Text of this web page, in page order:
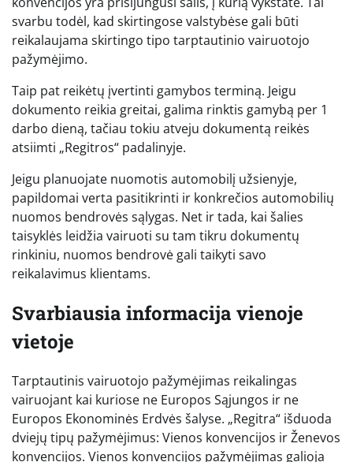
svarbu todėl, kad skirtingose valstybėse gali būti
reikalaujama skirtingo tipo tarptautinio vairuotojo
pažymėjimo.
Taip pat reikėtų įvertinti gamybos terminą. Jeigu
dokumento reikia greitai, galima rinktis gamybą per 1
darbo dieną, tačiau tokiu atveju dokumentą reikės
atsiimti „Regitros“ padalinyje.
Jeigu planuojate nuomotis automobilį užsienyje,
papildomai verta pasitikrinti ir konkrečios automobilių
nuomos bendrovės sąlygas. Net ir tada, kai šalies
taisyklės leidžia vairuoti su tam tikru dokumentų
rinkiniu, nuomos bendrovė gali taikyti savo
reikalavimus klientams.
Svarbiausia informacija vienoje
vietoje
Tarptautinis vairuotojo pažymėjimas reikalingas
vairuojant kai kuriose ne Europos Sąjungos ir ne
Europos Ekonominės Erdvės šalyse. „Regitra“ išduoda
dviejų tipų pažymėjimus: Vienos konvencijos ir Ženevos
konvencijos. Vienos konvencijos pažymėjimas galioja